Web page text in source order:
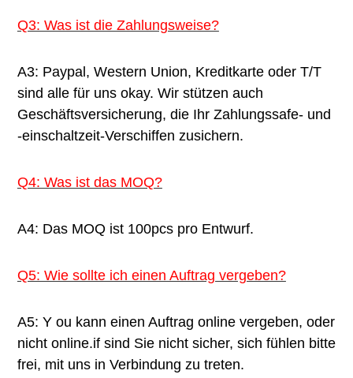
Q3: Was ist die Zahlungsweise?
A3: Paypal, Western Union, Kreditkarte oder T/T
sind alle für uns okay. Wir stützen auch
Geschäftsversicherung, die Ihr Zahlungssafe- und
-einschaltzeit-Verschiffen zusichern.
Q4: Was ist das MOQ?
A4: Das MOQ ist 100pcs pro Entwurf.
Q5: Wie sollte ich einen Auftrag vergeben?
A5: Y ou kann einen Auftrag online vergeben, oder
nicht online.if sind Sie nicht sicher, sich fühlen bitte
frei, mit uns in Verbindung zu treten.